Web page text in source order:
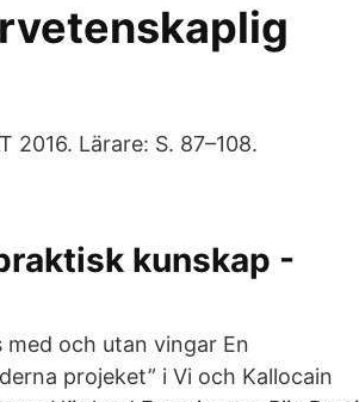
Lärare: S. 87–108.
kunskap -
och utan vingar En
projeket” i Vi och Kallocain